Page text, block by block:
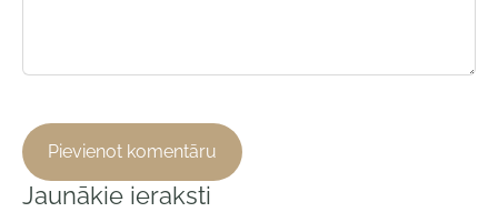
Jaunākie ieraksti